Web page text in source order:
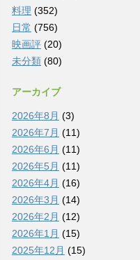
料理 (352)
日常 (756)
映画評 (20)
未分類 (80)
アーカイブ
2026年8月 (3)
2026年7月 (11)
2026年6月 (11)
2026年5月 (11)
2026年4月 (16)
2026年3月 (14)
2026年2月 (12)
2026年1月 (15)
2025年12月 (15)